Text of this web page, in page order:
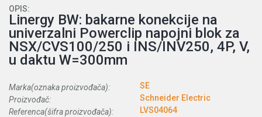
OPIS:
Linergy BW: bakarne konekcije na
univerzalni Powerclip napojni blok za
NSX/CVS100/250 i INS/INV250, 4P, V,
u daktu W=300mm
Marka(oznaka proizvođača):
SE
Proizvođač:
Schneider Electric
Referenca(šifra proizvođača):
LVS04064